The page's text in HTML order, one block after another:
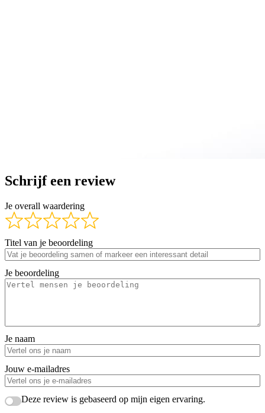
Schrijf een review
Je overall waardering
Titel van je beoordeling
Je beoordeling
Je naam
Jouw e-mailadres
Deze review is gebaseerd op mijn eigen ervaring.